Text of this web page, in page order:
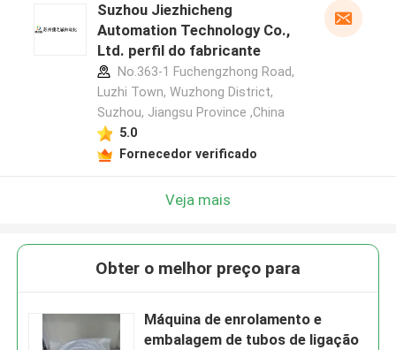
Suzhou Jiezhicheng
Automation Technology Co.,
Ltd. perfil do fabricante
No.363-1 Fuchengzhong Road,
Luzhi Town, Wuzhong District,
Suzhou, Jiangsu Province ,China
5.0
Fornecedor verificado
Veja mais
Obter o melhor preço para
Máquina de enrolamento e
embalagem de tubos de ligação